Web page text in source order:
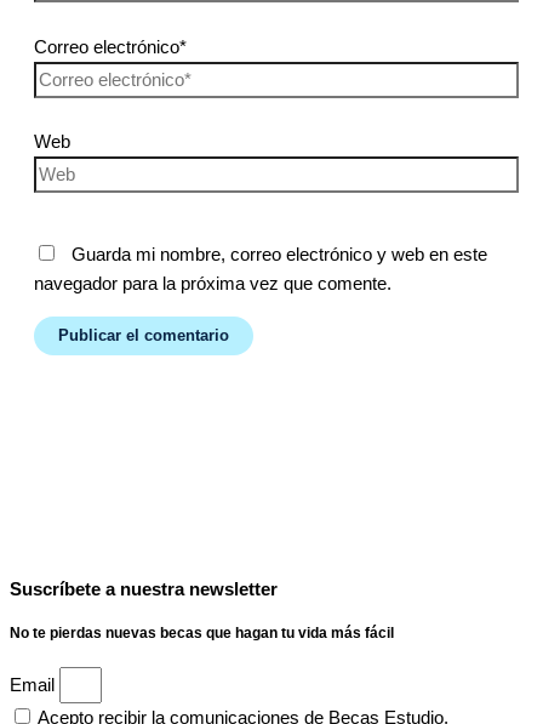
Correo electrónico*
Web
Guarda mi nombre, correo electrónico y web en este
navegador para la próxima vez que comente.
Suscríbete a nuestra newsletter
No te pierdas nuevas becas que hagan tu vida más fácil
Email
Acepto recibir la comunicaciones de Becas Estudio.